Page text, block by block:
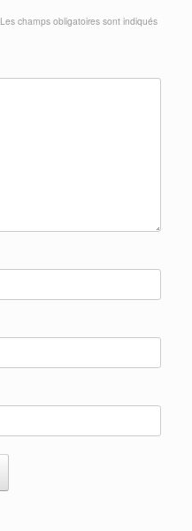
Les champs obligatoires sont indiqués